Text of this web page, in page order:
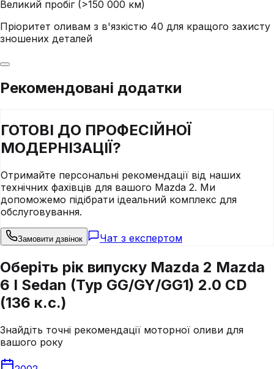
Великий пробіг (>150 000 км)
Пріоритет оливам з в'язкістю 40 для кращого захисту
зношених деталей
Рекомендовані додатки
ГОТОВІ ДО ПРОФЕСІЙНОЇ
МОДЕРНІЗАЦІЇ?
Отримайте персональні рекомендації від наших
технічних фахівців для вашого Mazda 2. Ми
допоможемо підібрати ідеальний комплекс для
обслуговування.
Замовити дзвінок Чат з експертом
Оберіть рік випуску Mazda 2 Mazda
6 I Sedan (Typ GG/GY/GG1) 2.0 CD
(136 к.с.)
Знайдіть точні рекомендації моторної оливи для
вашого року